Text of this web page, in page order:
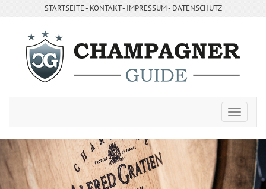
STARTSEITE- ­ KONTAKT- ­ IMPRESSUM- DATENSCHUTZ